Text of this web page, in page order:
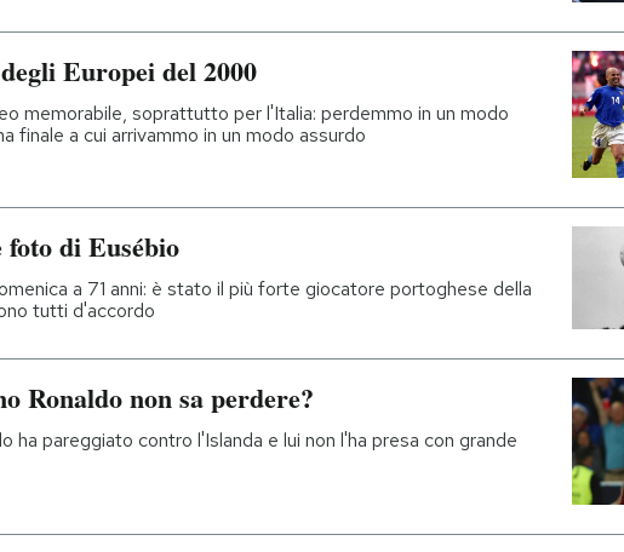
Europei del 2000
memorabile, soprattutto per l'Italia: perdemmo in un modo
finale a cui arrivammo in un modo assurdo
foto di Eusébio
a 71 anni: è stato il più forte giocatore portoghese della
tutti d'accordo
Ronaldo non sa perdere?
ha pareggiato contro l'Islanda e lui non l'ha presa con grande